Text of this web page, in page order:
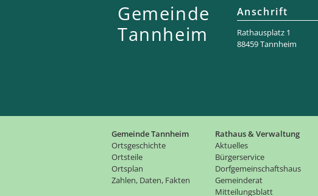
Gemeinde
Tannheim
Anschrift
Rathaus­platz 1
88459 Tannheim
Gemeinde Tannheim
Ortsgeschichte
Ortsteile
Ortsplan
Zahlen, Daten, Fakten
Rathaus & Verwaltung
Aktuelles
Bürgerservice
Dorfgemeinschaftshaus
Gemeinderat
Mitteilungsblatt